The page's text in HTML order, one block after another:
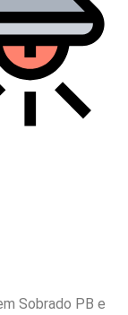
Sobrado PB e